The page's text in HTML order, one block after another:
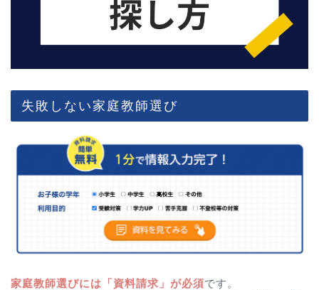
失敗しない家庭教師選び
家庭教師選びには「資料請求」が必須です。